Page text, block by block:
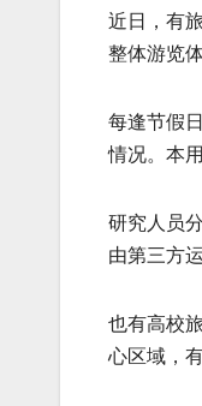
近日，有
整体游览
每逢节假
情况。本
研究人员
由第三方
也有高校
心区域，